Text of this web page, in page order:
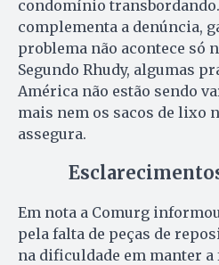
condomínio
complementa a denúncia,
problema não acontece só
Segundo Rhudy, algumas
América não estão sendo
mais nem os sacos de lixo
assegura.
Em nota a Comurg
pela falta de peças de
na dificuldade em manter